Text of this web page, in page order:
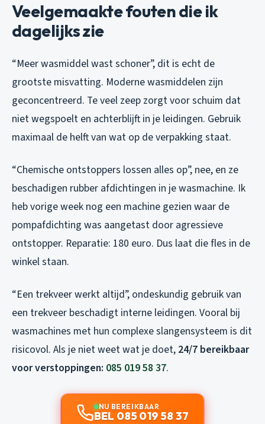
Veelgemaakte fouten die ik
dagelijks zie
“Meer wasmiddel wast schoner”, dit is echt de
grootste misvatting. Moderne wasmiddelen zijn
geconcentreerd. Te veel zeep zorgt voor schuim dat
niet wegspoelt en achterblijft in je leidingen. Gebruik
maximaal de helft van wat op de verpakking staat.
“Chemische ontstoppers lossen alles op”, nee, en ze
beschadigen rubber afdichtingen in je wasmachine. Ik
heb vorige week nog een machine gezien waar de
pompafdichting was aangetast door agressieve
ontstopper. Reparatie: 180 euro. Dus laat die fles in de
winkel staan.
“Een trekveer werkt altijd”, ondeskundig gebruik van
een trekveer beschadigt interne leidingen. Vooral bij
wasmachines met hun complexe slangensysteem is dit
risicovol. Als je niet weet wat je doet, 24/7 bereikbaar
voor verstoppingen: 085 019 58 37.
NU BEREIKBAAR
BEL 085 019 58 37